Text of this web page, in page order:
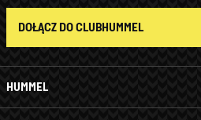
HUMMEL
DOŁĄCZ DO CLUBHUMMEL